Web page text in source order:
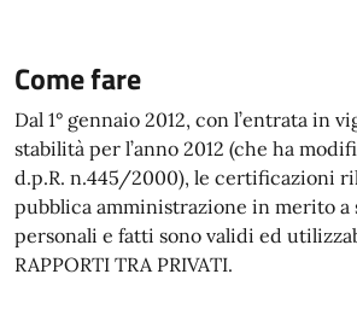
Come fare
Dal 1° gennaio 2012, con l’entrata in
stabilità per l’anno 2012 (che ha
d.p.R. n.445/2000), le certificazioni
pubblica amministrazione in merito a
personali e fatti sono validi ed
RAPPORTI TRA PRIVATI.